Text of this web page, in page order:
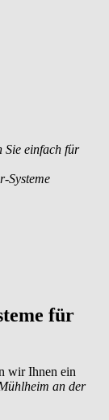
Sie einfach für
Systeme
für
wir Ihnen ein
an der